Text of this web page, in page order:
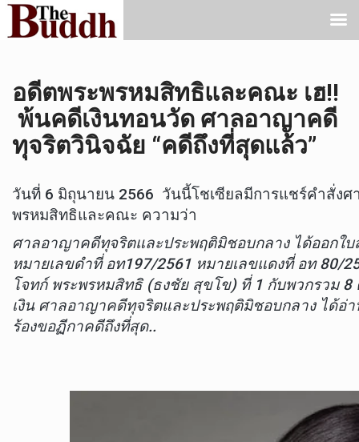
อดีตพระพรหมสิทธิและคณะ เฮ!!
พ้นคดีเงินทอนวัด ศาลอาญาคดี
ทุจริตวินิจฉัย “คดีถึงที่สุดแล้ว”
วันที่ 6 มิถุนายน 2566 วันนี้โชเซียลมีการแชร์คำสั่ง
พรหมสิทธิและคณะ ความว่า
ศาลอาญาคดีทุจริตและประพฤติมิชอบกลาง ได้ออก
หมายเลขดำที่ อท197/2561 หมายเลขแดงที่ อท 80/
โจทก์ พระพรหมสิทธิ (ธงชัย สุขโข) ที่ 1 กับพวกรวม
เงิน ศาลอาญาคดีทุจริตและประพฤติมิชอบกลาง ได้
ร้องขอฏีกาคดีถึงที่สุด..